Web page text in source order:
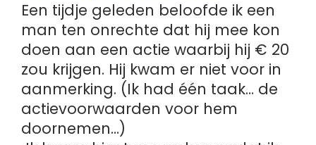
Een tijdje geleden beloofde ik een
man ten onrechte dat hij mee kon
doen aan een actie waarbij hij € 20
zou krijgen. Hij kwam er niet voor in
aanmerking. (Ik had één taak… de
actievoorwaarden voor hem
doornemen…)